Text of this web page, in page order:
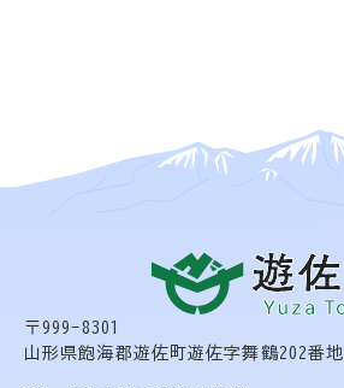
〒999-8301
山形県飽海郡遊佐町遊佐字舞鶴202番地